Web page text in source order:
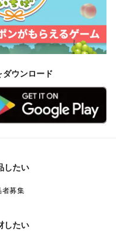
ウンロード
したい
者募集
したい